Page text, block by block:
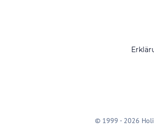
© 1999 - 2026